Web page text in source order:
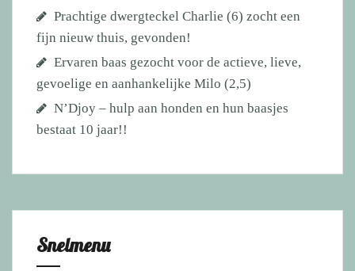
Prachtige dwergteckel Charlie (6) zocht een
fijn nieuw thuis, gevonden!
Ervaren baas gezocht voor de actieve, lieve,
gevoelige en aanhankelijke Milo (2,5)
N’Djoy – hulp aan honden en hun baasjes
bestaat 10 jaar!!
Snelmenu